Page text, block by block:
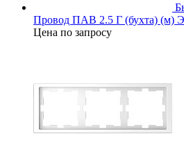
Провод ПАВ 2.5 Г (бухта) (м)
Цена по запросу